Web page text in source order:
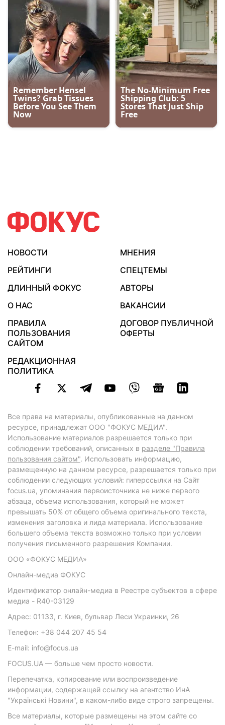
НОВОСТИ
МНЕНИЯ
РЕЙТИНГИ
СПЕЦТЕМЫ
ДЛИННЫЙ ФОКУС
АВТОРЫ
О НАС
ВАКАНСИИ
ПРАВИЛА
ПОЛЬЗОВАНИЯ
САЙТОМ
ДОГОВОР ПУБЛИЧНОЙ
ОФЕРТЫ
РЕДАКЦИОННАЯ
ПОЛИТИКА
Все права на материалы, опубликованные на данном
ресурсе, принадлежат ООО "ФОКУС МЕДИА".
Использование материалов разрешается только при
соблюдении требований, описанных в разделе "Правила
пользования сайтом". Использовать информацию,
размещенную на данном ресурсе, разрешается только при
соблюдении следующих условий: гиперссылки на Сайт
focus.ua, упоминания первоисточника не ниже первого
абзаца, объема использования, который не может
превышать 50% от общего объема оригинального текста,
изменения заголовка и лида материала. Использование
большего объема текста возможно только при условии
получения письменного разрешения Компании.
ООО «ФОКУС МЕДИА»
Онлайн-медиа ФОКУС
Идентификатор онлайн-медиа в Реестре субъектов в сфере
медиа - R40-03129
Адрес: 01133, г. Киев, бульвар Леси Украинки, 26
Телефон: +38 044 207 45 54
E-mail: info@focus.ua
FOCUS.UA — больше чем просто новости.
Перепечатка, копирование или воспроизведение
информации, содержащей ссылку на агентство ИнА
"Українські Новини", в каком-либо виде строго запрещены.
Все материалы, которые размещены на этом сайте со